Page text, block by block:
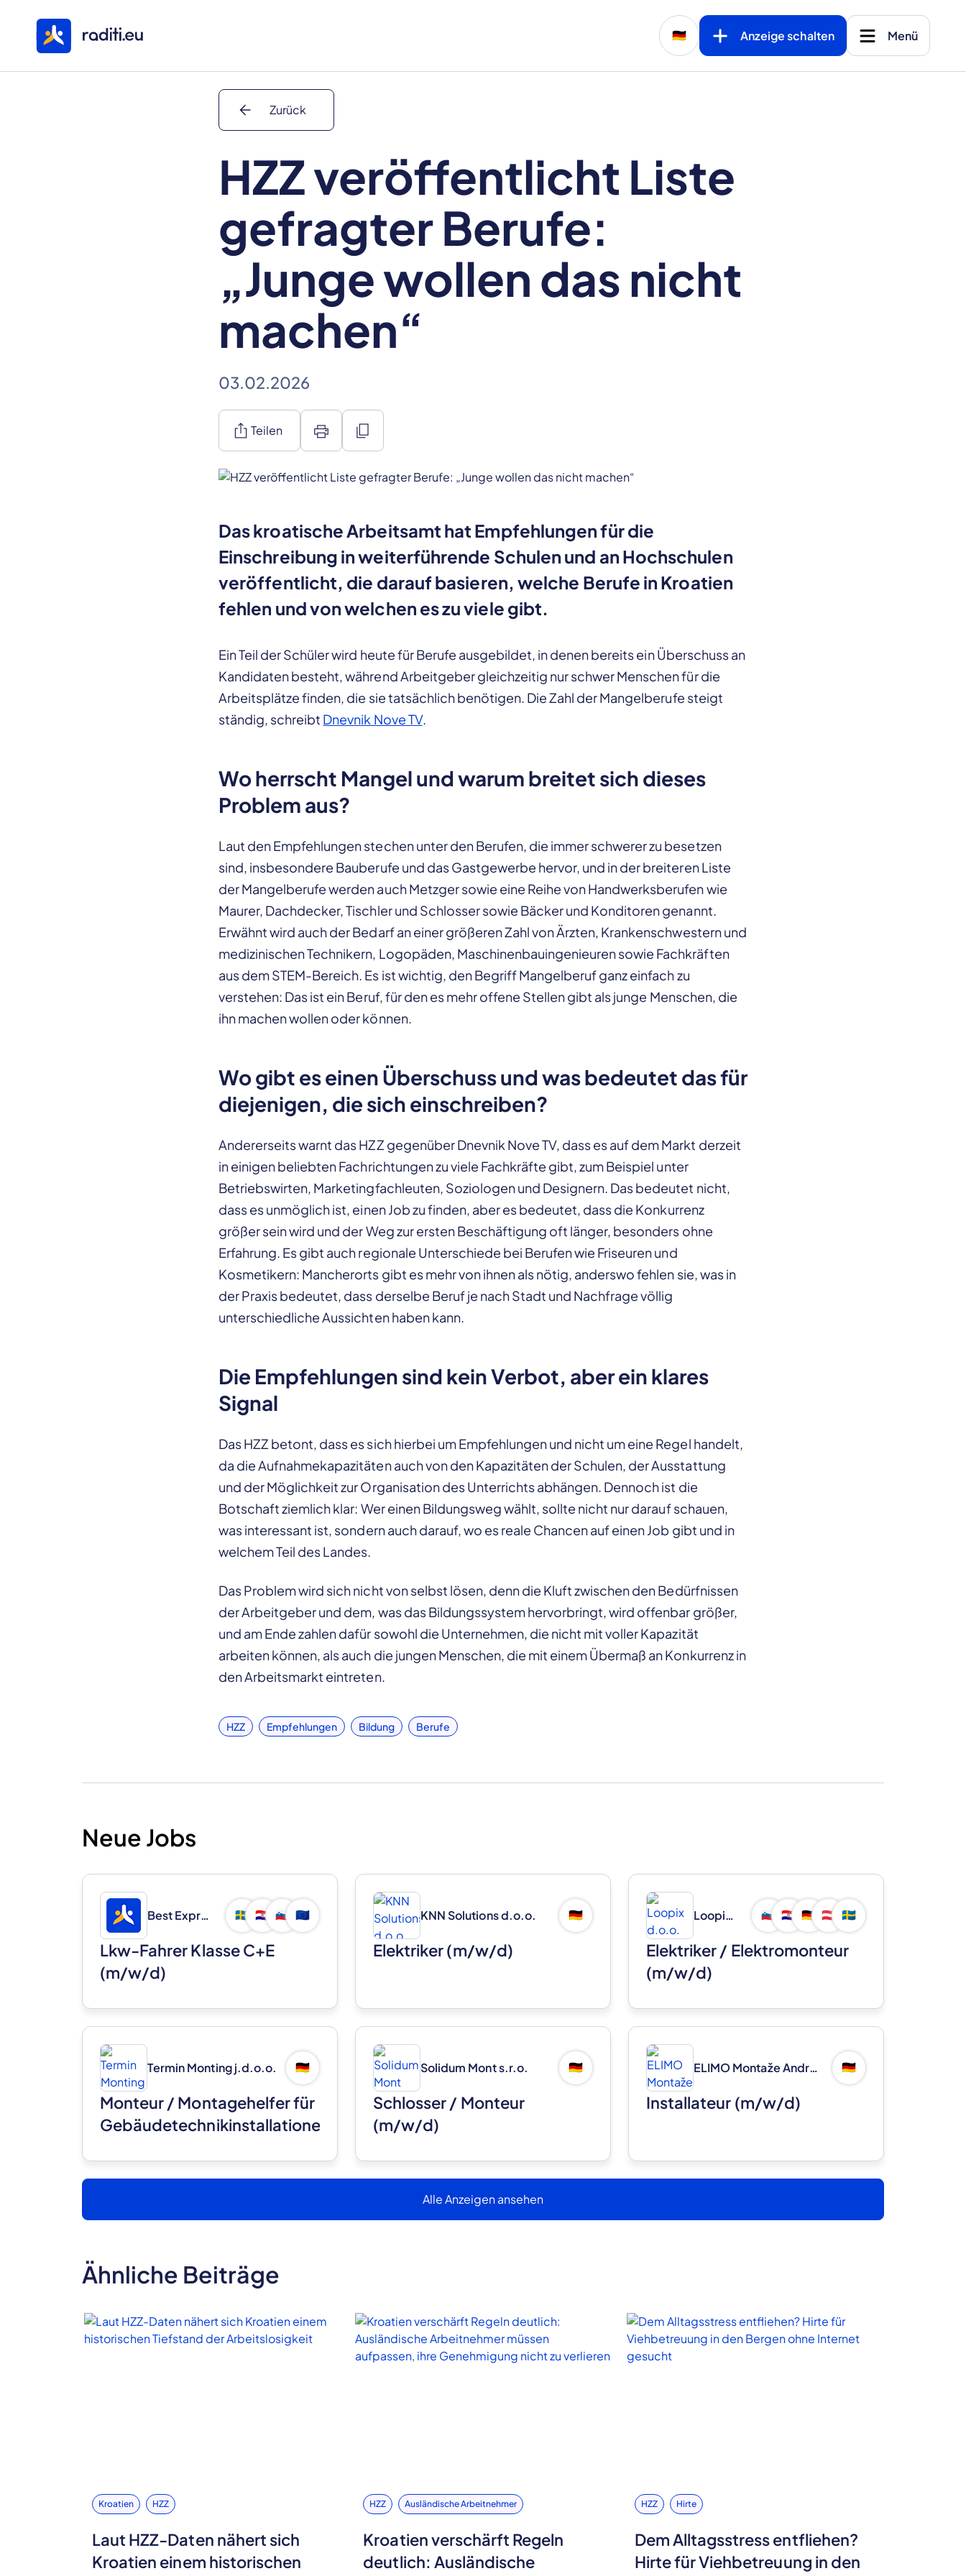
🇩🇪 Anzeige schalten Menü
arrow_back Zurück
HZZ veröffentlicht Liste
gefragter Berufe:
„Junge wollen das nicht
machen“
03.02.2026
ios_share Teilen print content_copy
Das kroatische Arbeitsamt hat Empfehlungen für die
Einschreibung in weiterführende Schulen und an Hochschulen
veröffentlicht, die darauf basieren, welche Berufe in Kroatien
fehlen und von welchen es zu viele gibt.
Ein Teil der Schüler wird heute für Berufe ausgebildet, in denen bereits ein Überschuss an
Kandidaten besteht, während Arbeitgeber gleichzeitig nur schwer Menschen für die
Arbeitsplätze finden, die sie tatsächlich benötigen. Die Zahl der Mangelberufe steigt
ständig, schreibt Dnevnik Nove TV.
Wo herrscht Mangel und warum breitet sich dieses
Problem aus?
Laut den Empfehlungen stechen unter den Berufen, die immer schwerer zu besetzen
sind, insbesondere Bauberufe und das Gastgewerbe hervor, und in der breiteren Liste
der Mangelberufe werden auch Metzger sowie eine Reihe von Handwerksberufen wie
Maurer, Dachdecker, Tischler und Schlosser sowie Bäcker und Konditoren genannt.
Erwähnt wird auch der Bedarf an einer größeren Zahl von Ärzten, Krankenschwestern und
medizinischen Technikern, Logopäden, Maschinenbauingenieuren sowie Fachkräften
aus dem STEM-Bereich. Es ist wichtig, den Begriff Mangelberuf ganz einfach zu
verstehen: Das ist ein Beruf, für den es mehr offene Stellen gibt als junge Menschen, die
ihn machen wollen oder können.
Wo gibt es einen Überschuss und was bedeutet das für
diejenigen, die sich einschreiben?
Andererseits warnt das HZZ gegenüber Dnevnik Nove TV, dass es auf dem Markt derzeit
in einigen beliebten Fachrichtungen zu viele Fachkräfte gibt, zum Beispiel unter
Betriebswirten, Marketingfachleuten, Soziologen und Designern. Das bedeutet nicht,
dass es unmöglich ist, einen Job zu finden, aber es bedeutet, dass die Konkurrenz
größer sein wird und der Weg zur ersten Beschäftigung oft länger, besonders ohne
Erfahrung. Es gibt auch regionale Unterschiede bei Berufen wie Friseuren und
Kosmetikern: Mancherorts gibt es mehr von ihnen als nötig, anderswo fehlen sie, was in
der Praxis bedeutet, dass derselbe Beruf je nach Stadt und Nachfrage völlig
unterschiedliche Aussichten haben kann.
Die Empfehlungen sind kein Verbot, aber ein klares
Signal
Das HZZ betont, dass es sich hierbei um Empfehlungen und nicht um eine Regel handelt,
da die Aufnahmekapazitäten auch von den Kapazitäten der Schulen, der Ausstattung
und der Möglichkeit zur Organisation des Unterrichts abhängen. Dennoch ist die
Botschaft ziemlich klar: Wer einen Bildungsweg wählt, sollte nicht nur darauf schauen,
was interessant ist, sondern auch darauf, wo es reale Chancen auf einen Job gibt und in
welchem Teil des Landes.
Das Problem wird sich nicht von selbst lösen, denn die Kluft zwischen den Bedürfnissen
der Arbeitgeber und dem, was das Bildungssystem hervorbringt, wird offenbar größer,
und am Ende zahlen dafür sowohl die Unternehmen, die nicht mit voller Kapazität
arbeiten können, als auch die jungen Menschen, die mit einem Übermaß an Konkurrenz in
den Arbeitsmarkt eintreten.
HZZ Empfehlungen Bildung Berufe
Neue Jobs
Best Express d.o.o. 🇸🇪 🇭🇷 🇸🇮 🇪🇺
Lkw-Fahrer Klasse C+E
(m/w/d)
KNN Solutions d.o.o. 🇩🇪
Elektriker (m/w/d)
Loopix d.o.o. 🇸🇮 🇭🇷 🇩🇪 🇦🇹 🇸🇪
Elektriker / Elektromonteur
(m/w/d)
Termin Monting j.d.o.o. 🇩🇪
Monteur / Montagehelfer für
Gebäudetechnikinstallationen
Solidum Mont s.r.o. 🇩🇪
Schlosser / Monteur
(m/w/d)
ELIMO Montaže Andrej Ljubec s.p. 🇩🇪
Installateur (m/w/d)
Alle Anzeigen ansehen
Ähnliche Beiträge
Kroatien HZZ
Laut HZZ-Daten nähert sich
Kroatien einem historischen
HZZ Ausländische Arbeitnehmer
Kroatien verschärft Regeln
deutlich: Ausländische
HZZ Hirte
Dem Alltagsstress entfliehen?
Hirte für Viehbetreuung in den